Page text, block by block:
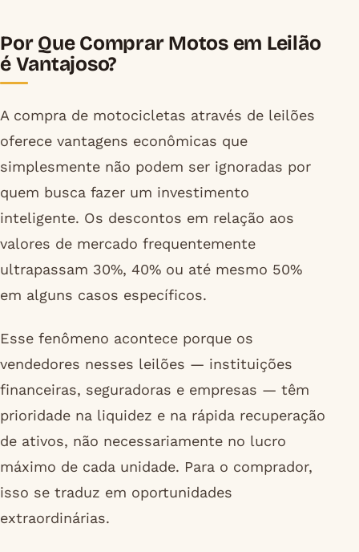
Por Que Comprar Motos em Leilão
é Vantajoso?
A compra de motocicletas através de leilões
oferece vantagens econômicas que
simplesmente não podem ser ignoradas por
quem busca fazer um investimento
inteligente. Os descontos em relação aos
valores de mercado frequentemente
ultrapassam 30%, 40% ou até mesmo 50%
em alguns casos específicos.
Esse fenômeno acontece porque os
vendedores nesses leilões — instituições
financeiras, seguradoras e empresas — têm
prioridade na liquidez e na rápida recuperação
de ativos, não necessariamente no lucro
máximo de cada unidade. Para o comprador,
isso se traduz em oportunidades
extraordinárias.